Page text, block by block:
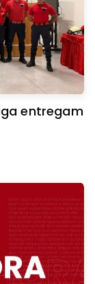
entregam